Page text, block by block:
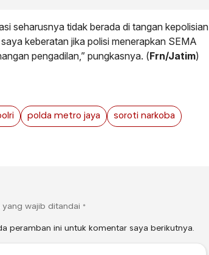
seharusnya tidak berada di tangan kepolisian
keberatan jika polisi menerapkan SEMA
pengadilan,” pungkasnya. (Frn/Jatim)
polda metro jaya soroti narkoba
yang wajib ditandai *
peramban ini untuk komentar saya berikutnya.